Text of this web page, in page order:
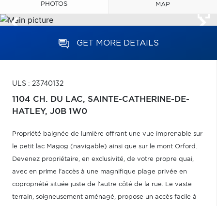
PHOTOS MAP
GET MORE DETAILS
ULS : 23740132
1104 CH. DU LAC, SAINTE-CATHERINE-DE-
HATLEY, J0B 1W0
Propriété baignée de lumière offrant une vue imprenable sur
le petit lac Magog (navigable) ainsi que sur le mont Orford.
Devenez propriétaire, en exclusivité, de votre propre quai,
avec en prime l'accès à une magnifique plage privée en
copropriété située juste de l'autre côté de la rue. Le vaste
terrain, soigneusement aménagé, propose un accès facile à